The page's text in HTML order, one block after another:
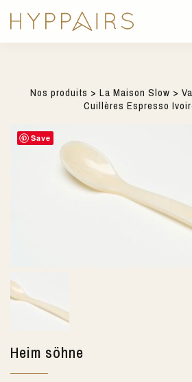
Nos produits > La Maison Slow >
Cuillères Espresso
Save
Heim söhne